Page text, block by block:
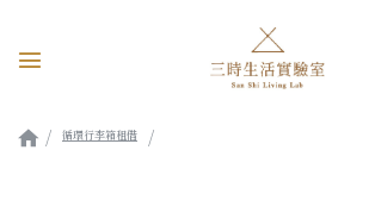
循環行李箱租借